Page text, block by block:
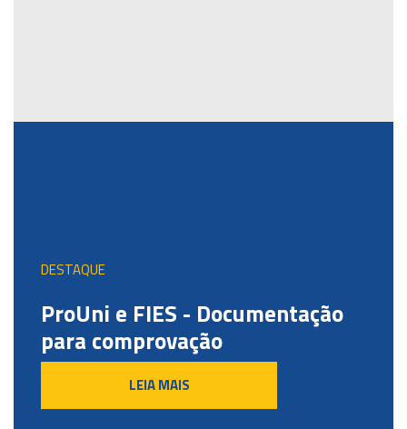
DESTAQUE
ProUni e FIES - Documentação
para comprovação
LEIA MAIS